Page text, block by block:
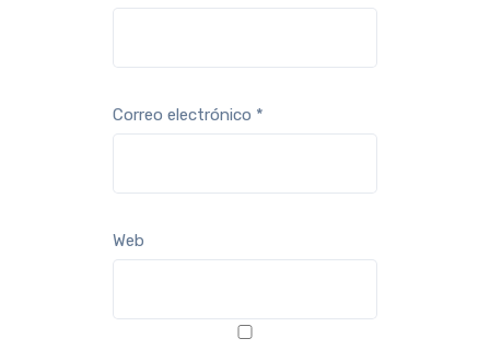
Correo electrónico *
Web